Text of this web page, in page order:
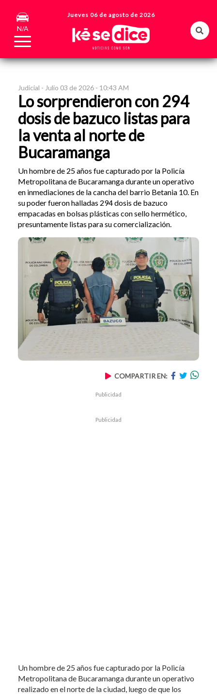
N/A
Jueves 06 de agosto de 2026
Judicial - Julio 03 de 2026 - 10:43 AM
Lo sorprendieron con 294
dosis de bazuco listas para
la venta al norte de
Bucaramanga
Un hombre de 25 años fue capturado por la Policía
Metropolitana de Bucaramanga durante un operativo
en inmediaciones de la cancha del barrio Betania 10. En
su poder fueron halladas 294 dosis de bazuco
empacadas en bolsas plásticas con sello hermético,
presuntamente listas para su comercialización.
COMPARTIR EN:
Publicidad
Publicidad
Un hombre de 25 años fue capturado por la Policía
Metropolitana de Bucaramanga durante un operativo
realizado en el norte de la ciudad, luego de que los